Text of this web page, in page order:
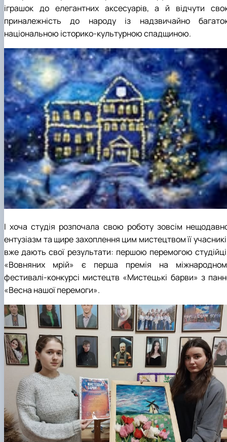
іграшок до елегантних аксесуарів, а й відчути
приналежність до народу із надзвичайно
національною історико-культурною спадщиною.
І хоча студія розпочала свою роботу зовсім
ентузіазм та щире захоплення цим мистецтвом її
вже дають свої результати: першою перемогою
«Вовняних мрій» є перша премія на
фестивалі-конкурсі мистецтв «Мистецькі барви» з
«Весна нашої перемоги».